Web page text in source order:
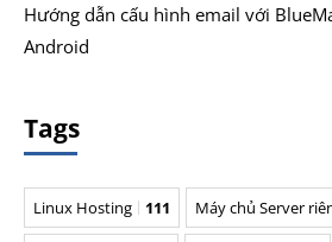
Hướng dẫn cấu hình email với
Android
Tags
Linux Hosting 111 Máy chủ Server